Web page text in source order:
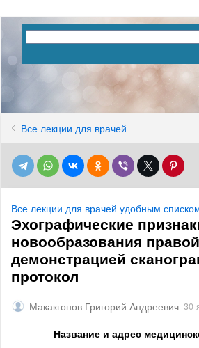
Все лекции для врачей
Все лекции для врачей удобным
Эхографические
новообразования
демонстрацией
протокол
Макакгонов Григорий Андреевич 30
Название и адрес